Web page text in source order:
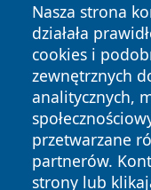
Nasza strona
działała
cookies i
zewnętrznych
analitycznych,
przetwarzane
partnerów.
strony lub
Copyright © 2026
zastrzeżone.
News Autorzy